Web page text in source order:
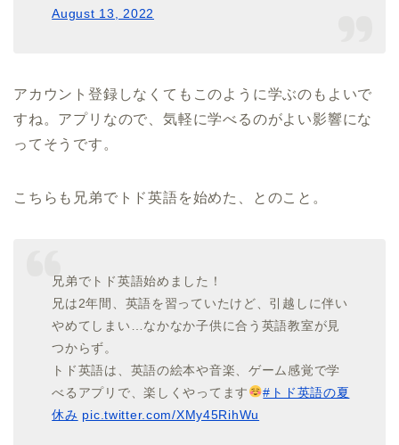
August 13, 2022
アカウント登録しなくてもこのように学ぶのもよいで
すね。アプリなので、気軽に学べるのがよい影響にな
ってそうです。
こちらも兄弟でトド英語を始めた、とのこと。
兄弟でトド英語始めました！
兄は2年間、英語を習っていたけど、引越しに伴い
やめてしまい…なかなか子供に合う英語教室が見
つからず。
トド英語は、英語の絵本や音楽、ゲーム感覚で学
べるアプリで、楽しくやってます
#トド英語の夏
休み pic.twitter.com/XMy45RihWu